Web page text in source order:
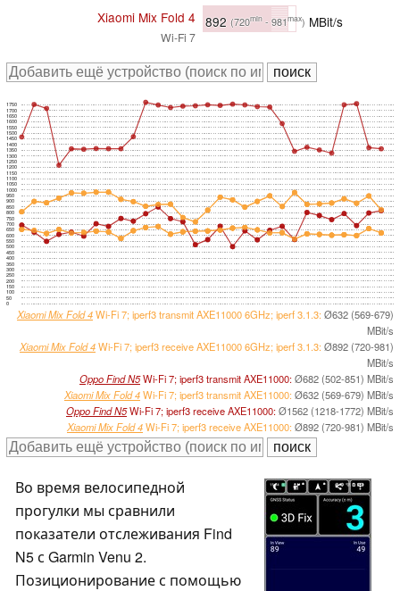
Xiaomi Mix Fold 4
Wi-Fi 7
892 (720min - 981max) MBit/s
0
50
100
150
200
250
300
350
400
450
500
550
600
650
700
750
800
850
900
950
1000
1050
1100
1150
1200
1250
1300
1350
1400
1450
1500
1550
1600
1650
1700
1750
Xiaomi Mix Fold 4Wi-Fi 7; iperf3 transmit AXE11000 6GHz; iperf 3.1.3:Ø632 (569-679)
MBit/s
Xiaomi Mix Fold 4Wi-Fi 7; iperf3 receive AXE11000 6GHz; iperf 3.1.3:Ø892 (720-981)
MBit/s
Oppo Find N5Wi-Fi 7; iperf3 transmit AXE11000:Ø682 (502-851) MBit/s
Xiaomi Mix Fold 4Wi-Fi 7; iperf3 transmit AXE11000:Ø632 (569-679) MBit/s
Oppo Find N5Wi-Fi 7; iperf3 receive AXE11000:Ø1562 (1218-1772) MBit/s
Xiaomi Mix Fold 4Wi-Fi 7; iperf3 receive AXE11000:Ø892 (720-981) MBit/s
Во время велосипедной
прогулки мы сравнили
показатели отслеживания Find
N5 с Garmin Venu 2.
Позиционирование с помощью